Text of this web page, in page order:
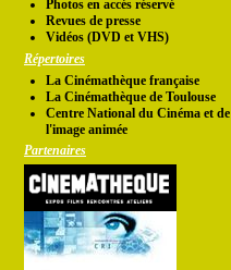
Photos en accés réservé
Revues de presse
Vidéos (DVD et VHS)
Répertoires
La Cinémathèque française
La Cinémathèque de Toulouse
Centre National du Cinéma et de
l'image animée
Partenaires